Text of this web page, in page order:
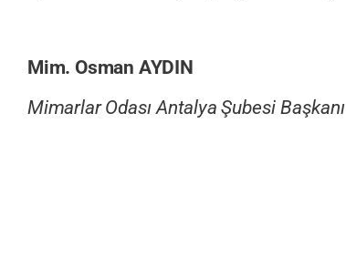
Mim. Osman AYDIN
Mimarlar Odası Antalya Şubesi Başkanı